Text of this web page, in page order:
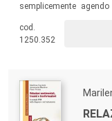
semplicemente
che si muove nella
questo libro spunti
cod.
1250.352